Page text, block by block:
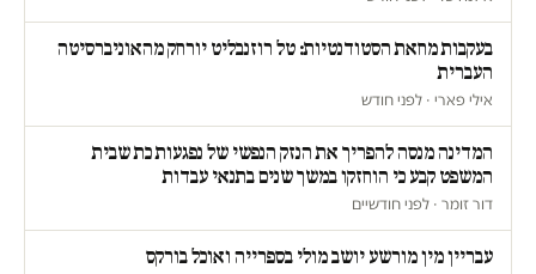
בעקבות מחאת הסטודנטיות: טל רוזנבליט יורחק מהאוניברסיטה
העברית
אילי פארי · לפני חודש
המדינה מנסה להפריך את הנזק הנפשי של נפגעות כת שבית
המשפט קבע כי הוחזקו במשך שנים בתנאי עבדות
דור זומר · לפני חודשיים
עבריין מין מורשע יושב מולי בספרייה ואוכל בורקס